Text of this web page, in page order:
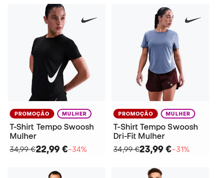
PROMOÇÃO MULHER
T-Shirt Tempo Swoosh
Mulher
34,99 €22,99 €−34%
PROMOÇÃO MULHER
T-Shirt Tempo Swoosh
Dri-Fit Mulher
34,99 €23,99 €−31%